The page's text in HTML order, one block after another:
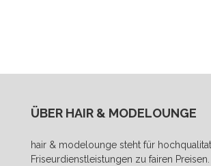
ÜBER HAIR & MODELOUNGE
hair & modelounge steht für
Friseurdienstleistungen zu fairen Preisen.